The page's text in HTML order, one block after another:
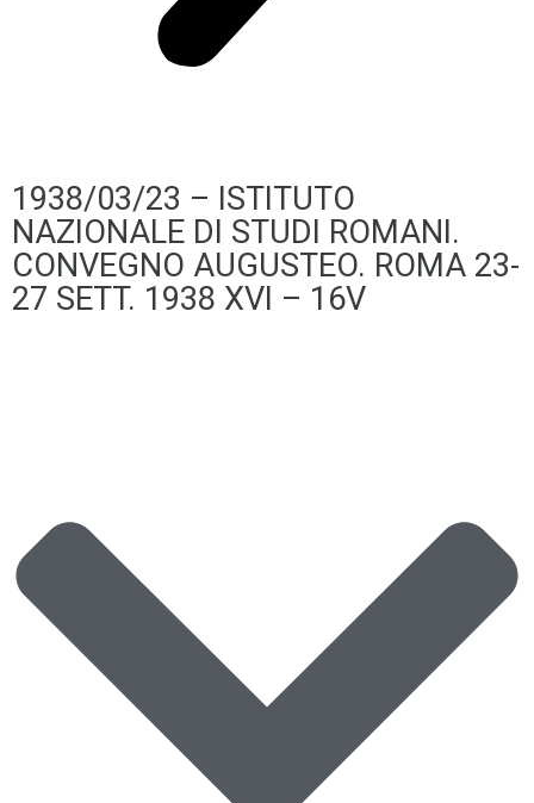
1938/03/23 – ISTITUTO
NAZIONALE DI STUDI ROMANI.
CONVEGNO AUGUSTEO. ROMA 23-
27 SETT. 1938 XVI – 16V